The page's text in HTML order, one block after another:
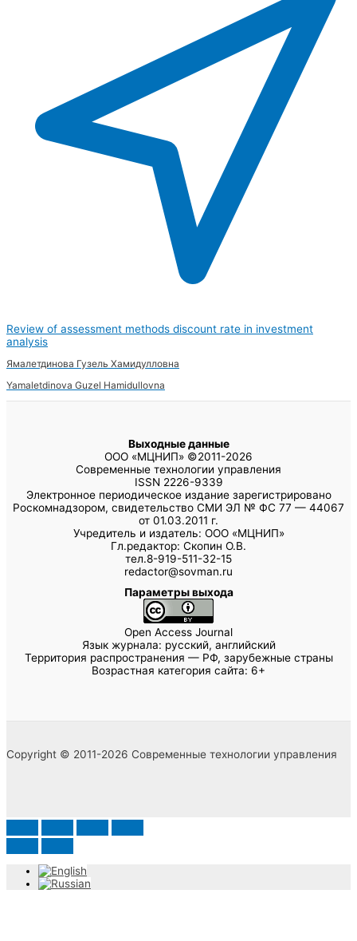
Review of assessment methods discount rate in investment
analysis
Ямалетдинова Гузель Хамидулловна
Yamaletdinova Guzel Hamidullovna
Выходные данные
ООО «МЦНИП» ©2011-2026
Современные технологии управления
ISSN 2226-9339
Электронное периодическое издание зарегистрировано
Роскомнадзором, свидетельство СМИ ЭЛ № ФС 77 — 44067
от 01.03.2011 г.
Учредитель и издатель: ООО «МЦНИП»
Гл.редактор: Скопин О.В.
тел.8-919-511-32-15
redactor@sovman.ru
Параметры выхода
Open Access Journal
Язык журнала: русский, английский
Территория распространения — РФ, зарубежные страны
Возрастная категория сайта: 6+
Copyright © 2011-2026 Современные технологии управления